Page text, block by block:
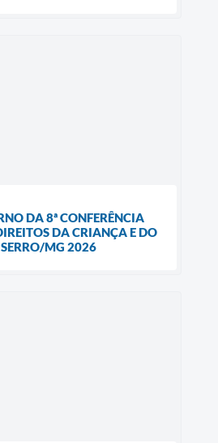
DA 8ª CONFERÊNCIA
DA CRIANÇA E DO
SERRO/MG 2026